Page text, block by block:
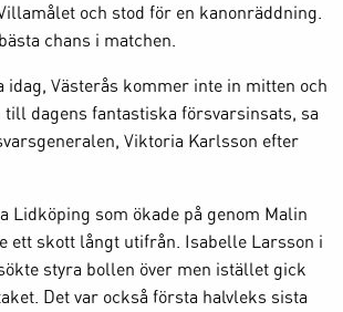
och stod för en kanonräddning.
chans i matchen.
idag, Västerås kommer inte in mitten och
dagens fantastiska försvarsinsats, sa
Viktoria Karlsson efter
Lidköping som ökade på genom Malin
ett skott långt utifrån. Isabelle Larsson i
styra bollen över men istället gick
Det var också första halvleks sista